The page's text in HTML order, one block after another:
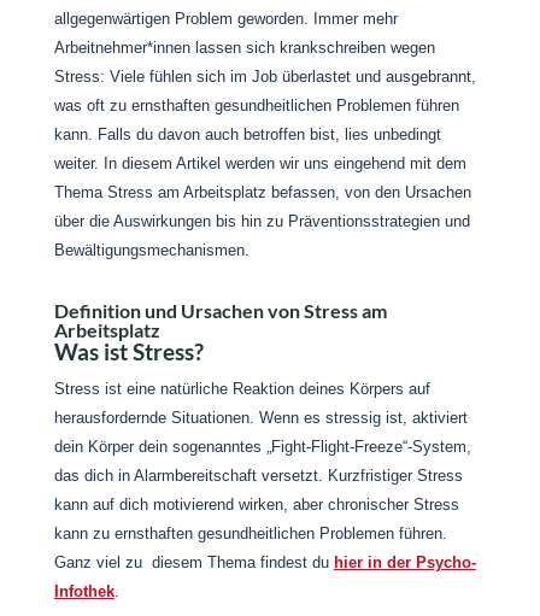
allgegenwärtigen Problem geworden. Immer mehr
Arbeitnehmer*innen lassen sich krankschreiben wegen
Stress: Viele fühlen sich im Job überlastet und ausgebrannt,
was oft zu ernsthaften gesundheitlichen Problemen führen
kann. Falls du davon auch betroffen bist, lies unbedingt
weiter. In diesem Artikel werden wir uns eingehend mit dem
Thema Stress am Arbeitsplatz befassen, von den Ursachen
über die Auswirkungen bis hin zu Präventionsstrategien und
Bewältigungsmechanismen.
Definition und Ursachen von Stress am
Arbeitsplatz
Was ist Stress?
Stress ist eine natürliche Reaktion deines Körpers auf
herausfordernde Situationen. Wenn es stressig ist, aktiviert
dein Körper dein sogenanntes „Fight-Flight-Freeze“-System,
das dich in Alarmbereitschaft versetzt. Kurzfristiger Stress
kann auf dich motivierend wirken, aber chronischer Stress
kann zu ernsthaften gesundheitlichen Problemen führen.
Ganz viel zu diesem Thema findest du hier in der Psycho-
Infothek.